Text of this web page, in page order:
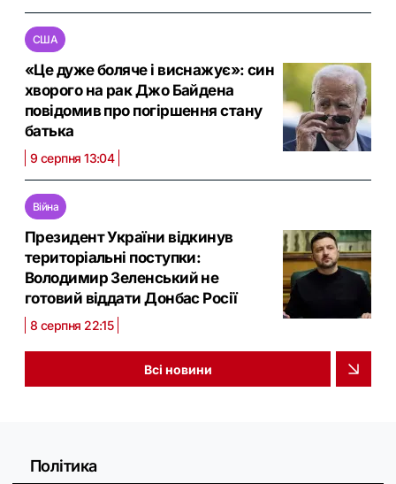
США
«Це дуже боляче і виснажує»: син
хворого на рак Джо Байдена
повідомив про погіршення стану
батька
9 серпня 13:04
Війна
Президент України відкинув
територіальні поступки:
Володимир Зеленський не
готовий віддати Донбас Росії
8 серпня 22:15
Всі новини
Політика